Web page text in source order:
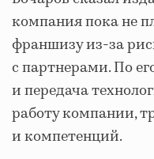
компания пока не
франшизу из-за
с партнерами. По
и передача
работу компании,
и компетенций.